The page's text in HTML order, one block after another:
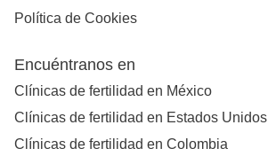
Política de Cookies
Encuéntranos en
Clínicas de fertilidad en México
Clínicas de fertilidad en Estados Unidos
Clínicas de fertilidad en Colombia